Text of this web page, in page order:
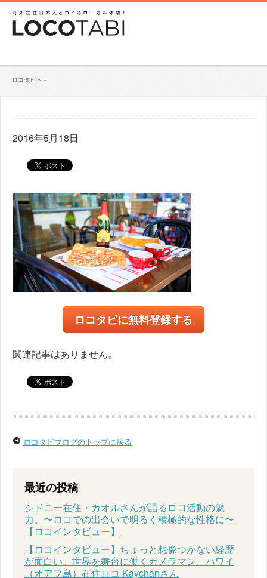
ロコタビ » »
2016年5月18日
ロコタビに無料登録する
関連記事はありません。
ロコタビブログのトップに戻る
最近の投稿
シドニー在住・カオルさんが語るロコ活動の魅
力。〜ロコでの出会いで明るく積極的な性格に〜
【ロコインタビュー】
【ロコインタビュー】ちょっと想像つかない経歴
が面白い。世界を舞台に働くカメラマン、ハワイ
（オアフ島）在住ロコ Kaychanさん